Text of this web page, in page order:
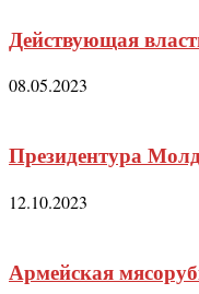
Действующая
08.05.2023
Президентура
12.10.2023
Армейская